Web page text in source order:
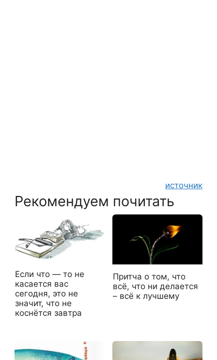
источник
Рекомендуем почитать
Если что — то не
касается вас
сегодня, это не
значит, что не
коснётся завтра
Притча о том, что
всё, что ни делается
– всё к лучшему